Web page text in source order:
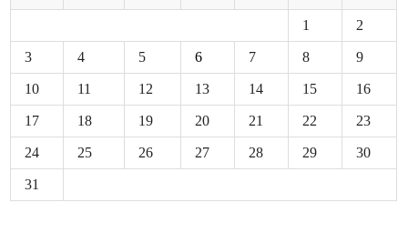
1 2
3 4 5 6 7 8 9
10 11 12 13 14 15 16
17 18 19 20 21 22 23
24 25 26 27 28 29 30
31